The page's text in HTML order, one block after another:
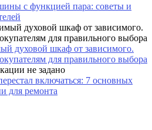
с функцией пара: советы и
духовой шкаф от зависимого.
для правильного выбора
включаться: 7 основных
для ремонта